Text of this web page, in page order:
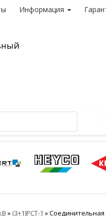
Информация
» (3+1)РСТ-1 »Соединительная